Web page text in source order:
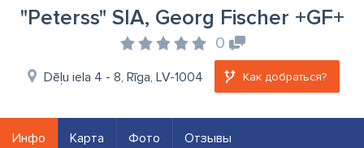
"Peterss" SIA, Georg Fischer +GF+
0
Dēļu iela 4 - 8, Rīga, LV-1004 Как добраться?
Инфо Карта Фото Отзывы